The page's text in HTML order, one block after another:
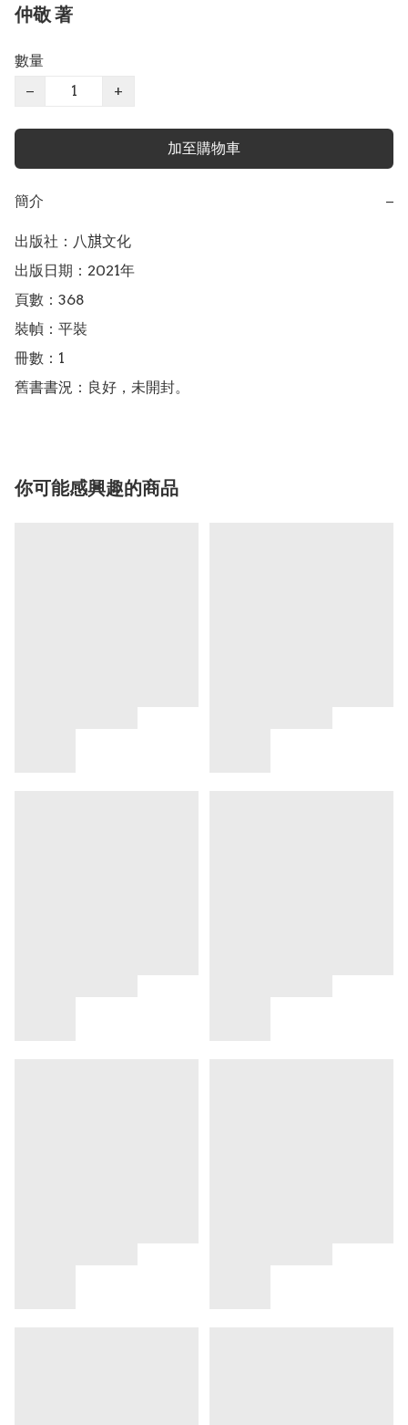
仲敬 著
數量
−
+
加至購物車
簡介 −
出版社：八𣄃文化
出版日期：2021年
頁數：368
裝幀：平裝
冊數：1
舊書書況：良好，未開封。
你可能感興趣的商品